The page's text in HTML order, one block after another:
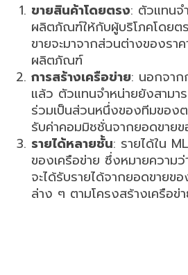
ขายสินค้าโดยตรง: ตัวแทนจ
ผลิตภัณฑ์ให้กับผู้บริโภคโดยต
ขายจะมาจากส่วนต่างของรา
ผลิตภัณฑ์
การสร้างเครือข่าย: นอกจา
แล้ว ตัวแทนจำหน่ายยังสามา
ร่วมเป็นส่วนหนึ่งของทีมของ
รับค่าคอมมิชชั่นจากยอดขาย
รายได้หลายชั้น: รายได้ใน
ของเครือข่าย ซึ่งหมายความ
จะได้รับรายได้จากยอดขายข
ล่าง ๆ ตามโครงสร้างเครือข่